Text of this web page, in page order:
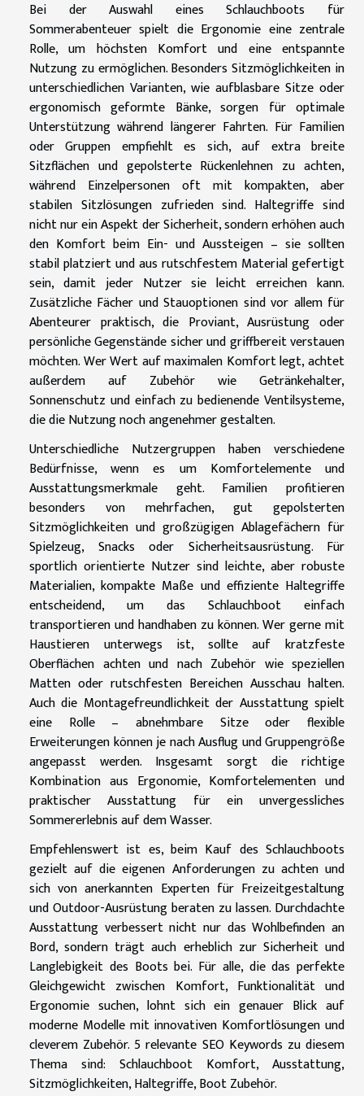
Bei der Auswahl eines Schlauchboots für
Sommerabenteuer spielt die Ergonomie eine zentrale
Rolle, um höchsten Komfort und eine entspannte
Nutzung zu ermöglichen. Besonders Sitzmöglichkeiten in
unterschiedlichen Varianten, wie aufblasbare Sitze oder
ergonomisch geformte Bänke, sorgen für optimale
Unterstützung während längerer Fahrten. Für Familien
oder Gruppen empfiehlt es sich, auf extra breite
Sitzflächen und gepolsterte Rückenlehnen zu achten,
während Einzelpersonen oft mit kompakten, aber
stabilen Sitzlösungen zufrieden sind. Haltegriffe sind
nicht nur ein Aspekt der Sicherheit, sondern erhöhen auch
den Komfort beim Ein- und Aussteigen – sie sollten
stabil platziert und aus rutschfestem Material gefertigt
sein, damit jeder Nutzer sie leicht erreichen kann.
Zusätzliche Fächer und Stauoptionen sind vor allem für
Abenteurer praktisch, die Proviant, Ausrüstung oder
persönliche Gegenstände sicher und griffbereit verstauen
möchten. Wer Wert auf maximalen Komfort legt, achtet
außerdem auf Zubehör wie Getränkehalter,
Sonnenschutz und einfach zu bedienende Ventilsysteme,
die die Nutzung noch angenehmer gestalten.
Unterschiedliche Nutzergruppen haben verschiedene
Bedürfnisse, wenn es um Komfortelemente und
Ausstattungsmerkmale geht. Familien profitieren
besonders von mehrfachen, gut gepolsterten
Sitzmöglichkeiten und großzügigen Ablagefächern für
Spielzeug, Snacks oder Sicherheitsausrüstung. Für
sportlich orientierte Nutzer sind leichte, aber robuste
Materialien, kompakte Maße und effiziente Haltegriffe
entscheidend, um das Schlauchboot einfach
transportieren und handhaben zu können. Wer gerne mit
Haustieren unterwegs ist, sollte auf kratzfeste
Oberflächen achten und nach Zubehör wie speziellen
Matten oder rutschfesten Bereichen Ausschau halten.
Auch die Montagefreundlichkeit der Ausstattung spielt
eine Rolle – abnehmbare Sitze oder flexible
Erweiterungen können je nach Ausflug und Gruppengröße
angepasst werden. Insgesamt sorgt die richtige
Kombination aus Ergonomie, Komfortelementen und
praktischer Ausstattung für ein unvergessliches
Sommererlebnis auf dem Wasser.
Empfehlenswert ist es, beim Kauf des Schlauchboots
gezielt auf die eigenen Anforderungen zu achten und
sich von anerkannten Experten für Freizeitgestaltung
und Outdoor-Ausrüstung beraten zu lassen. Durchdachte
Ausstattung verbessert nicht nur das Wohlbefinden an
Bord, sondern trägt auch erheblich zur Sicherheit und
Langlebigkeit des Boots bei. Für alle, die das perfekte
Gleichgewicht zwischen Komfort, Funktionalität und
Ergonomie suchen, lohnt sich ein genauer Blick auf
moderne Modelle mit innovativen Komfortlösungen und
cleverem Zubehör. 5 relevante SEO Keywords zu diesem
Thema sind: Schlauchboot Komfort, Ausstattung,
Sitzmöglichkeiten, Haltegriffe, Boot Zubehör.